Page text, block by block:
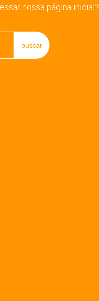
nossa página inicial?